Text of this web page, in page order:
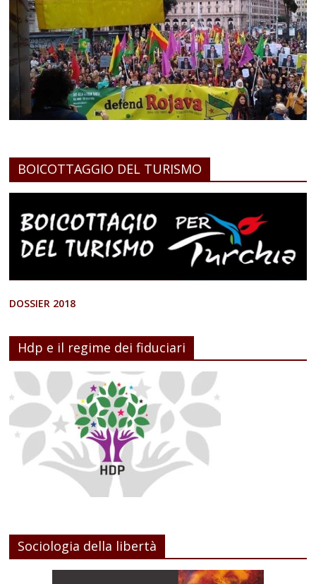
BOICOTTAGGIO DEL TURISMO
DOSSIER 2018
Hdp e il regime dei fiduciari
Sociologia della libertà